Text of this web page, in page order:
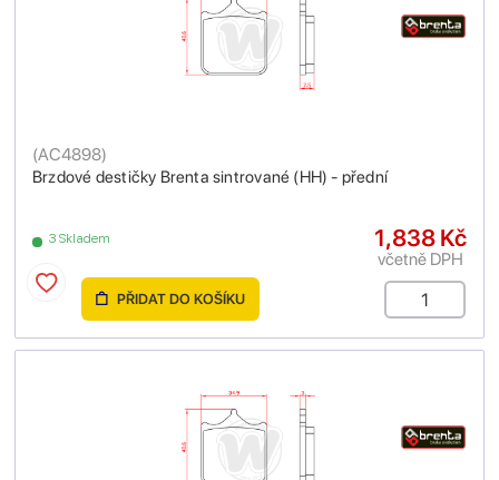
Brzdové destičky Brenta sintrované (HH) - přední
(AC4898)
3 Skladem 1,838 Kč
včetně DPH
PŘIDAT DO KOŠÍKU